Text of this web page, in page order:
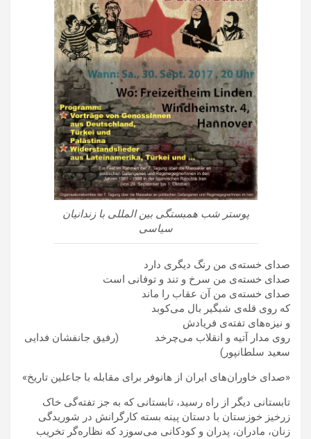
پوستر شب همبستگی بین المللی با زندانیان
سیاسی
صدای خسته‌ی من رنگ دیگری دارد
صدای خسته‌ی من سرخ و تند و توفانی است
صدای خسته‌ی من آن عقاب را ماند
که روی قله‌ی شبگیر بال می‌کوبد
و نیزه‌های تفته‌ی فریادش
روی مدار آتیه و انقلاب می‌چرخد (رفیق جانفشان فدایی
سعید سلطانپور)
«صدای خاوران‌های ایران از هانوفر برای مقابله با جاعلین تاریخ»
تابستانی دیگر از راه رسید، تابستانی که به جز تفته‌گی خاک
زرخیز خوزستان با دستان پینه بسته کارگرانش در شوریدگی
زنان، مادران، پدران و کودکانی می‌سوزد که نظاره‌گر تخریب